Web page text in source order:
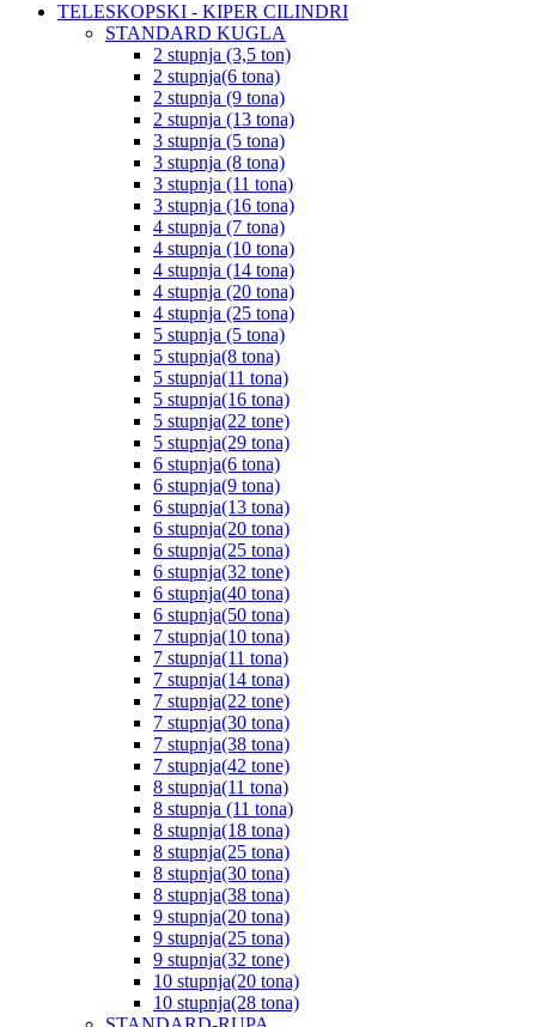
TELESKOPSKI - KIPER CILINDRI
STANDARD KUGLA
2 stupnja (3,5 ton)
2 stupnja(6 tona)
2 stupnja (9 tona)
2 stupnja (13 tona)
3 stupnja (5 tona)
3 stupnja (8 tona)
3 stupnja (11 tona)
3 stupnja (16 tona)
4 stupnja (7 tona)
4 stupnja (10 tona)
4 stupnja (14 tona)
4 stupnja (20 tona)
4 stupnja (25 tona)
5 stupnja (5 tona)
5 stupnja(8 tona)
5 stupnja(11 tona)
5 stupnja(16 tona)
5 stupnja(22 tone)
5 stupnja(29 tona)
6 stupnja(6 tona)
6 stupnja(9 tona)
6 stupnja(13 tona)
6 stupnja(20 tona)
6 stupnja(25 tona)
6 stupnja(32 tone)
6 stupnja(40 tona)
6 stupnja(50 tona)
7 stupnja(10 tona)
7 stupnja(11 tona)
7 stupnja(14 tona)
7 stupnja(22 tone)
7 stupnja(30 tona)
7 stupnja(38 tona)
7 stupnja(42 tone)
8 stupnja(11 tona)
8 stupnja (11 tona)
8 stupnja(18 tona)
8 stupnja(25 tona)
8 stupnja(30 tona)
8 stupnja(38 tona)
9 stupnja(20 tona)
9 stupnja(25 tona)
9 stupnja(32 tone)
10 stupnja(20 tona)
10 stupnja(28 tona)